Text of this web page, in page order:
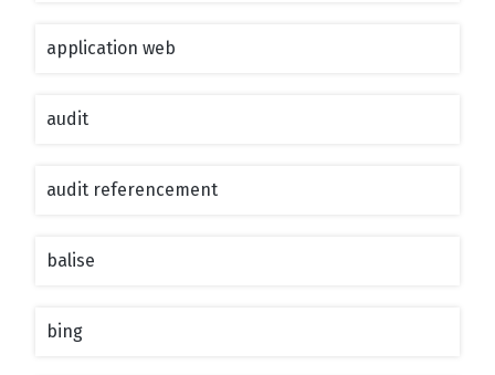
application web
audit
audit referencement
balise
bing